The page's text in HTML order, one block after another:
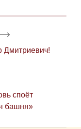
споёт
башня»
Дмитриевич!